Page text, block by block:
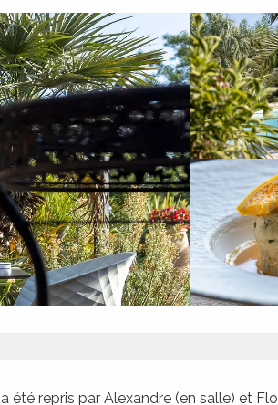
été repris par Alexandre (en salle) et